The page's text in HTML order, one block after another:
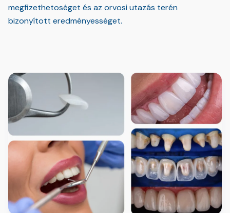
megfizethetoséget és az orvosi utazás terén
bizonyított eredményességet.